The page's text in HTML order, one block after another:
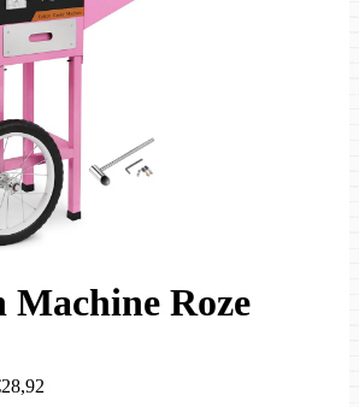
Machine Roze